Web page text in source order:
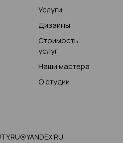
Услуги
Дизайны
Стоимость
услуг
Наши мастера
О студии